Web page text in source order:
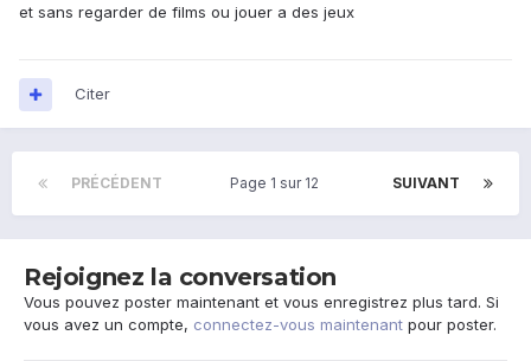
et sans regarder de films ou jouer a des jeux
Citer
PRÉCÉDENT SUIVANT
Page 1 sur 12
Rejoignez la conversation
Vous pouvez poster maintenant et vous enregistrez plus tard. Si
vous avez un compte, connectez-vous maintenant pour poster.